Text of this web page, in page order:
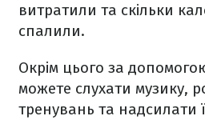
витратили та скільки
спалили.
Окрім цього за
можете слухати музику,
тренувань та надсилати